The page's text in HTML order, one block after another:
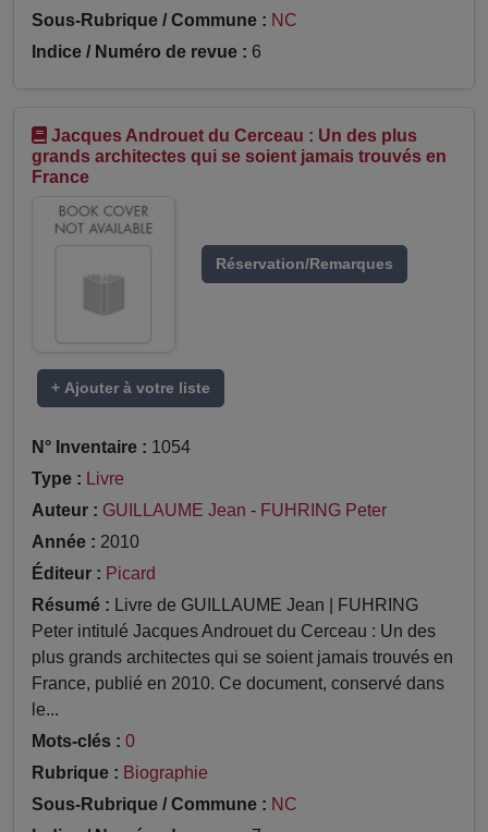
Sous-Rubrique / Commune : NC
Indice / Numéro de revue : 6
Jacques Androuet du Cerceau : Un des plus
grands architectes qui se soient jamais trouvés en
France
Réservation/Remarques
+ Ajouter à votre liste
N° Inventaire : 1054
Type : Livre
Auteur : GUILLAUME Jean - FUHRING Peter
Année : 2010
Éditeur : Picard
Résumé : Livre de GUILLAUME Jean | FUHRING
Peter intitulé Jacques Androuet du Cerceau : Un des
plus grands architectes qui se soient jamais trouvés en
France, publié en 2010. Ce document, conservé dans
le...
Mots-clés : 0
Rubrique : Biographie
Sous-Rubrique / Commune : NC